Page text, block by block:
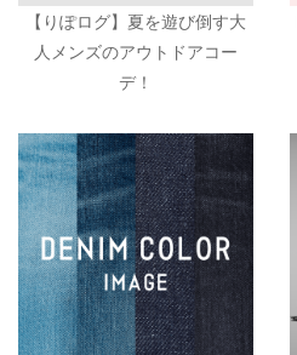
【りぽログ】夏を遊び倒す大
人メンズのアウトドアコー
デ！